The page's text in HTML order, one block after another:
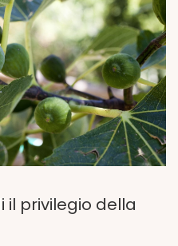
il privilegio della